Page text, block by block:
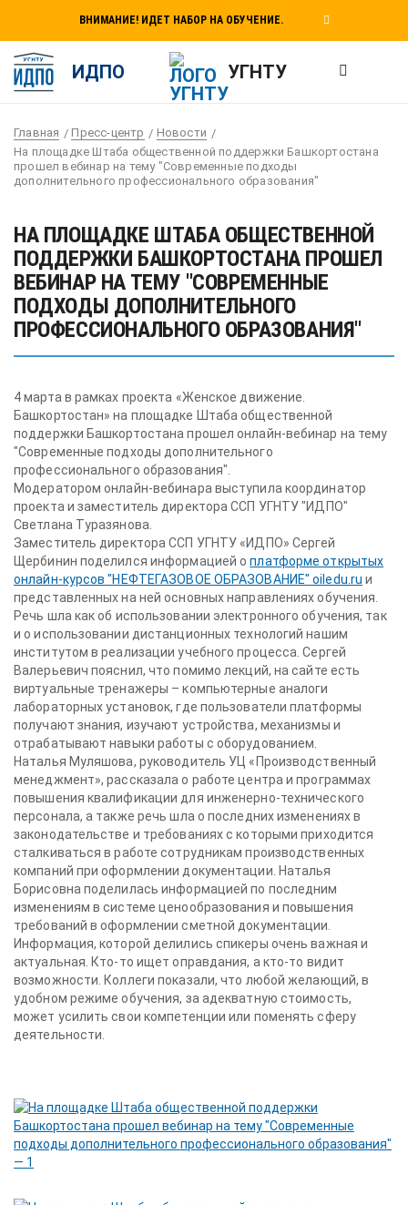
ВНИМАНИЕ! ИДЕТ НАБОР НА ОБУЧЕНИЕ.
ИДПО УГНТУ
Главная Пресс-центр
Новости
На площадке Штаба общественной поддержки Башкортостана
прошел вебинар на тему "Современные подходы
дополнительного профессионального образования"
НА ПЛОЩАДКЕ ШТАБА ОБЩЕСТВЕННОЙ
ПОДДЕРЖКИ БАШКОРТОСТАНА ПРОШЕЛ
ВЕБИНАР НА ТЕМУ "СОВРЕМЕННЫЕ
ПОДХОДЫ ДОПОЛНИТЕЛЬНОГО
ПРОФЕССИОНАЛЬНОГО ОБРАЗОВАНИЯ"
4 марта в рамках проекта «Женское движение.
Башкортостан» на площадке Штаба общественной
поддержки Башкортостана прошел онлайн-вебинар на тему
"Современные подходы дополнительного
профессионального образования".
Модератором онлайн-вебинара выступила координатор
проекта и заместитель директора ССП УГНТУ "ИДПО"
Светлана Туразянова.
Заместитель директора ССП УГНТУ «ИДПО» Сергей
Щербинин поделился информацией оплатформе открытых
онлайн-курсов "НЕФТЕГАЗОВОЕ ОБРАЗОВАНИЕ" oiledu.ru и
представленных на ней основных направлениях обучения.
Речь шла как об использовании электронного обучения, так
и о использовании дистанционных технологий нашим
институтом в реализации учебного процесса. Сергей
Валерьевич пояснил, что помимо лекций, на сайте есть
виртуальные тренажеры – компьютерные аналоги
лабораторных установок, где пользователи платформы
получают знания, изучают устройства, механизмы и
отрабатывают навыки работы с оборудованием.
Наталья Муляшова, руководитель УЦ «Производственный
менеджмент», рассказала о работе центра и программах
повышения квалификации для инженерно-технического
персонала, а также речь шла о последних изменениях в
законодательстве и требованиях с которыми приходится
сталкиваться в работе сотрудникам производственных
компаний при оформлении документации. Наталья
Борисовна поделилась информацией по последним
изменениям в системе ценообразования и повышения
требований в оформлении сметной документации.
Информация, которой делились спикеры очень важная и
актуальная. Кто-то ищет оправдания, а кто-то видит
возможности. Коллеги показали, что любой желающий, в
удобном режиме обучения, за адекватную стоимость,
может усилить свои компетенции или поменять сферу
деятельности.